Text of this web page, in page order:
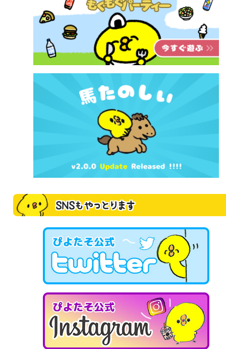
SNSもやっとります